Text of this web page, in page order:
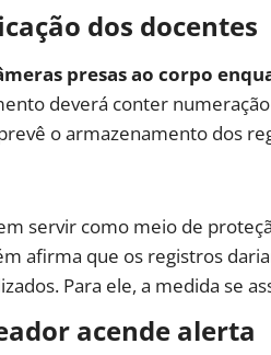
dos docentes
presas ao corpo
deverá conter
o armazenamento dos
servir como meio de
afirma que os registros
Para ele, a medida se
acende alerta